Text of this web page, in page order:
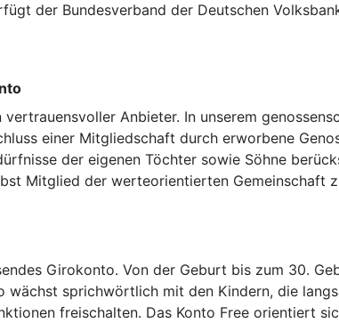
der Bundesverband der Deutschen
Anbieter. In unserem
einer Mitgliedschaft durch erworbene
der eigenen Töchter sowie Söhne
Mitglied der werteorientierten Gemeinschaft
Girokonto. Von der Geburt bis zum 30.
sprichwörtlich mit den Kindern, die
freischalten. Das Konto Free orientiert